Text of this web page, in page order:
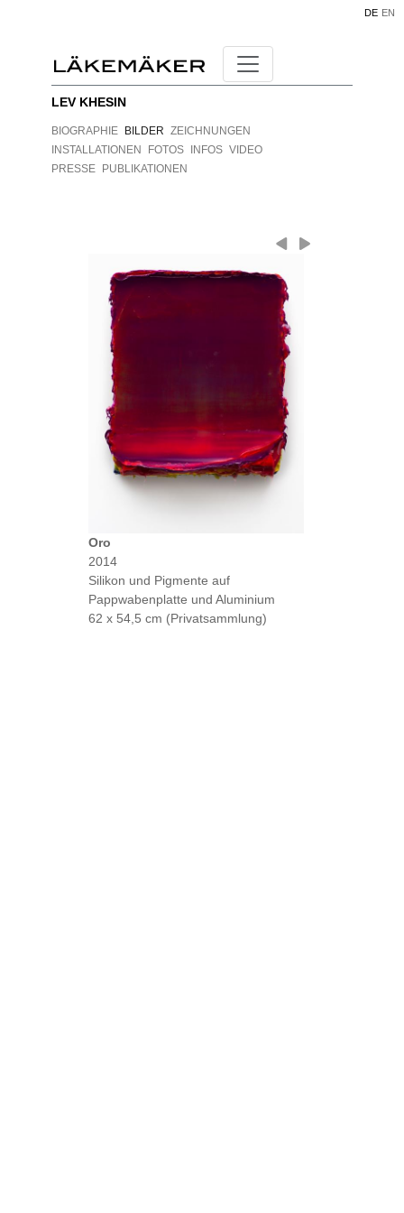
DE EN
LEV KHESIN
BIOGRAPHIE BILDER ZEICHNUNGEN
INSTALLATIONEN
FOTOS INFOS VIDEO
PRESSE
PUBLIKATIONEN
Oro
2014
Silikon und Pigmente auf
Pappwabenplatte und Aluminium
62 x 54,5 cm (Privatsammlung)